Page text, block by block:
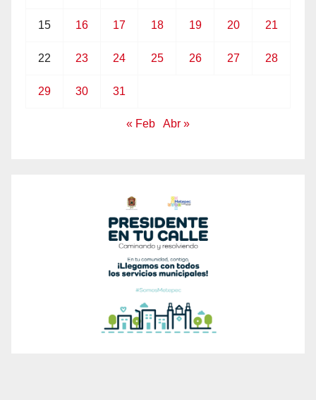
15 16 17 18 19 20 21
22 23 24 25 26 27 28
29 30 31
« Feb Abr »